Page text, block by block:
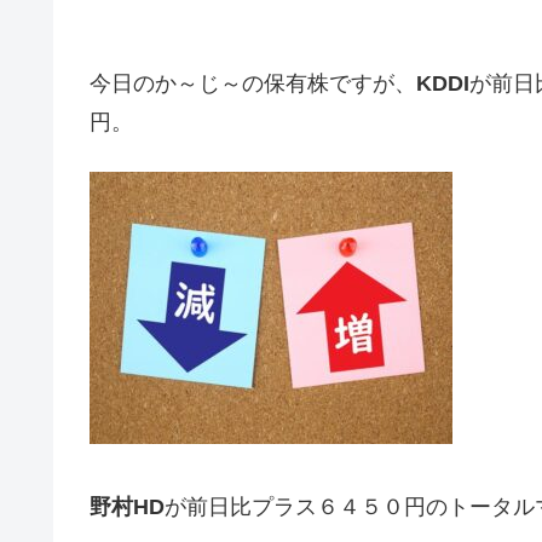
今日のか～じ～の保有株ですが、 KDDIが前日
円。
野村HDが前日比プラス６４５０円のトータ